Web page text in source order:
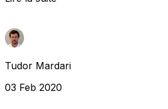
Tudor Mardari
03 Feb 2020